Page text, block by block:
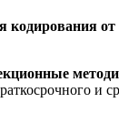
кодирования от
и